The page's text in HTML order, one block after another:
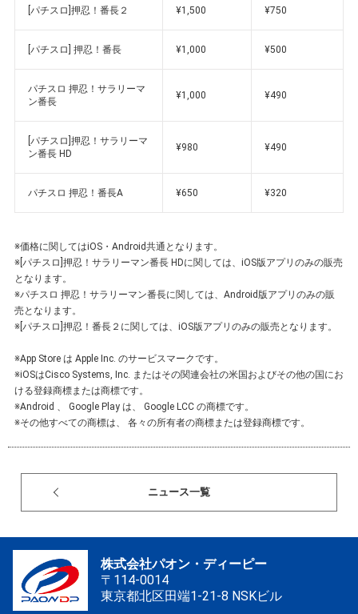
[パチスロ]押忍！番長２ ¥1,500 ¥750
[パチスロ] 押忍！番長 ¥1,000 ¥500
パチスロ 押忍！サラリーマ
ン番長
¥1,000 ¥490
[パチスロ]押忍！サラリーマ
ン番長 HD
¥980 ¥490
パチスロ 押忍！番長A ¥650 ¥320
※価格に関してはiOS・Android共通となります。
※[パチスロ]押忍！サラリーマン番長 HDに関しては、iOS版アプリのみの販売
となります。
※パチスロ 押忍！サラリーマン番長に関しては、Android版アプリのみの販
売となります。
※[パチスロ]押忍！番長２に関しては、iOS版アプリのみの販売となります。
※App Store は Apple Inc. のサービスマークです。
※iOSはCisco Systems, Inc. またはその関連会社の米国およびその他の国にお
ける登録商標または商標です。
※Android 、 Google Play は、 Google LCC の商標です。
※その他すべての商標は、 各々の所有者の商標または登録商標です。
ニュース一覧
株式会社パオン・ディーピー
〒114-0014
東京都北区田端1-21-8 NSKビル